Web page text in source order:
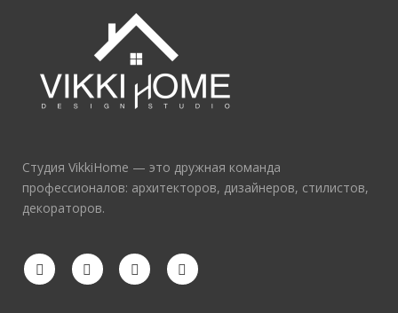
Студия VikkiHome — это дружная команда
профессионалов: архитекторов, дизайнеров, стилистов,
декораторов.